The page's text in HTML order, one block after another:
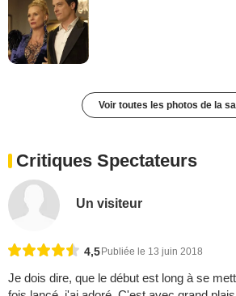
Voir toutes les photos de la
Critiques Spectateurs
Un visiteur
4,5Publiée le 13 juin 2018
Je dois dire, que le début est long à se